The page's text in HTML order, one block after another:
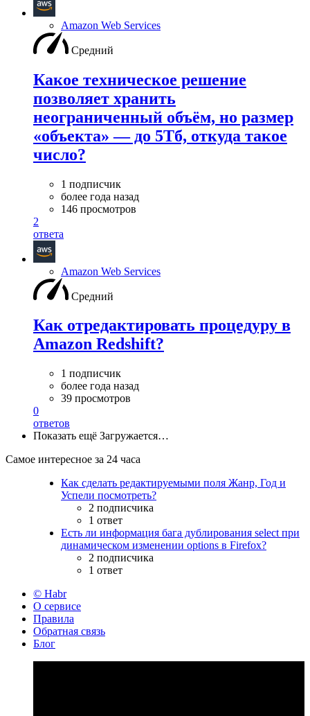
Amazon Web Services
Средний
Какое техническое решение
позволяет хранить
неограниченный объём, но размер
«объекта» — до 5Тб, откуда такое
число?
1 подписчик
более года назад
146 просмотров
2
ответа
Amazon Web Services
Средний
Как отредактировать процедуру в
Amazon Redshift?
1 подписчик
более года назад
39 просмотров
0
ответов
Показать ещё Загружается…
Самое интересное за 24 часа
Как сделать редактируемыми поля Жанр, Год и
Успели посмотреть?
2 подписчика
1 ответ
Есть ли информация бага дублирования select при
динамическом изменении options в Firefox?
2 подписчика
1 ответ
© Habr
О сервисе
Правила
Обратная связь
Блог